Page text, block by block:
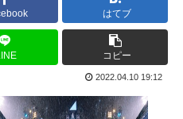
やん
奪や過去ワールドカップ、...
はてブ
コピー
2022.04.10 19:12